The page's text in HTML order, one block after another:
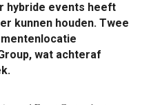
hybride events heeft
kunnen houden. Twee
wat achteraf